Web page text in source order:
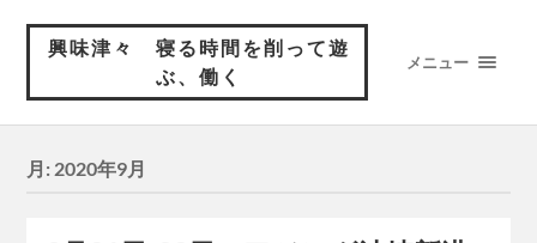
興味津々 寝る時間を削って遊
ぶ、働く
メニュー
月: 2020年9月